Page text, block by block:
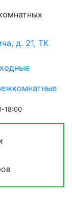
д. 21, ТК
18:00